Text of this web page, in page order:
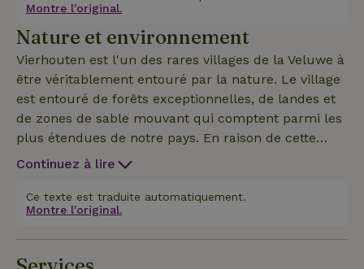
chaleureuse d'antan avec le luxe d'aujourd'hui. Le
domaine lui-même se trouve sur la route de
Vierhouten, qui peut être très fréquentée et audible
selon l'heure de la journée et la saison. Mais de
l'autre côté du domaine, tu marches directement
dans les bois profonds qui sont parmi les plus
beaux, les plus vides et les plus sauvages du
domaine lui-même et est heureux de te fournir des
informations supplémentaires sur la région.
Montre l'original.
Nature et environnement
Vierhouten est l'un des rares villages de la Veluwe à
être véritablement entouré par la nature. Le village
est entouré de forêts exceptionnelles, de landes et
de zones de sable mouvant qui comptent parmi les
plus étendues de notre pays. En raison de cette
situation unique, Vierhouten est traditionnellement
plaque tournante des routes et des pistes cyclables
qui traversent cette région. Les jours de beau
temps, les terrasses, les nombreux restaurants et
les routes autour du village peuvent être très
Continuez à lire
Ce texte est traduite automatiquement.
Montre l'original.